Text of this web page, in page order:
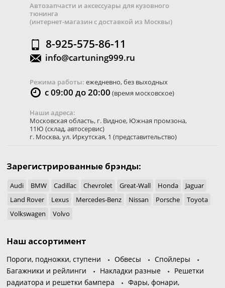
Автозапчасти и аксессуары для кузовного
тюнинга
(интернет-магазин с доставкой из Москвы)
8-925-575-86-11
info@cartuning999.ru
Режима работы: ежедневно, без выходных
с 09:00 до 20:00 (время московское)
Наши адреса:
Московская область, г. Видное, Южная промзона,
11Ю (склад, автосервис)
г. Москва,ул. Иркутская, 1 (представительство)
Зарегистрированные брэнды:
Audi BMW Cadillac Chevrolet Great-Wall Honda
Jaguar
Land Rover
Lexus Mercedes-Benz Nissan Porsche
Toyota
Volkswagen
Volvo
Наш ассортимент
Пороги, подножки, ступени Обвесы
Спойлеры
Багажники и рейлинги
Накладки разные
Решетки
радиатора и решетки бампера
Фары, фонари,